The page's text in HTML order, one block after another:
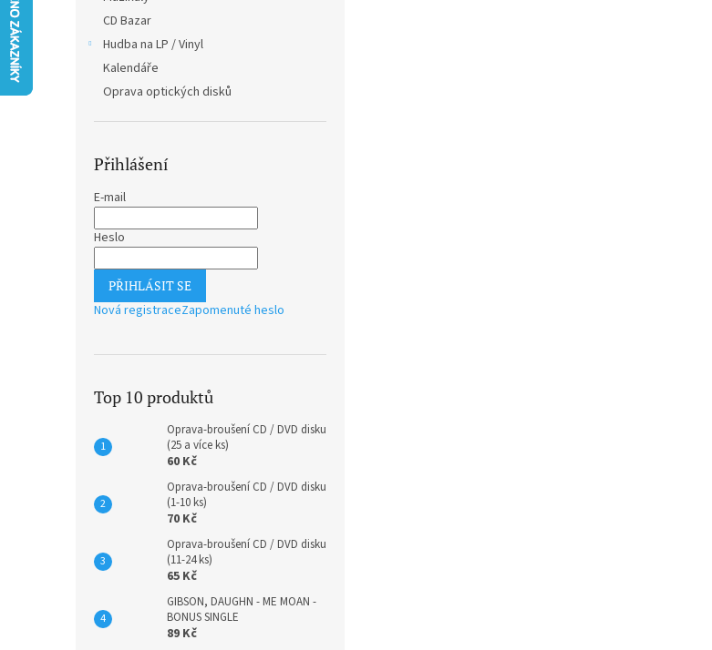
CD Bazar
Hudba na LP / Vinyl
Kalendáře
Oprava optických disků
Přihlášení
E-mail
Heslo
PŘIHLÁSIT SE
Nová registraceZapomenuté heslo
Top 10 produktů
Oprava-broušení CD / DVD disku
(25 a více ks)
60 Kč
Oprava-broušení CD / DVD disku
(1-10 ks)
70 Kč
Oprava-broušení CD / DVD disku
(11-24 ks)
65 Kč
GIBSON, DAUGHN - ME MOAN -
BONUS SINGLE
89 Kč